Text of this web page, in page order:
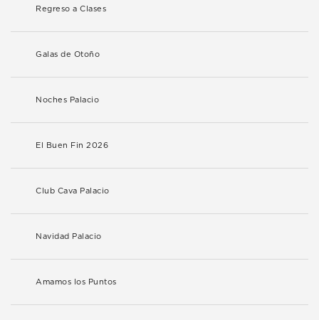
Regreso a Clases
Galas de Otoño
Noches Palacio
El Buen Fin 2026
Club Cava Palacio
Navidad Palacio
Amamos los Puntos